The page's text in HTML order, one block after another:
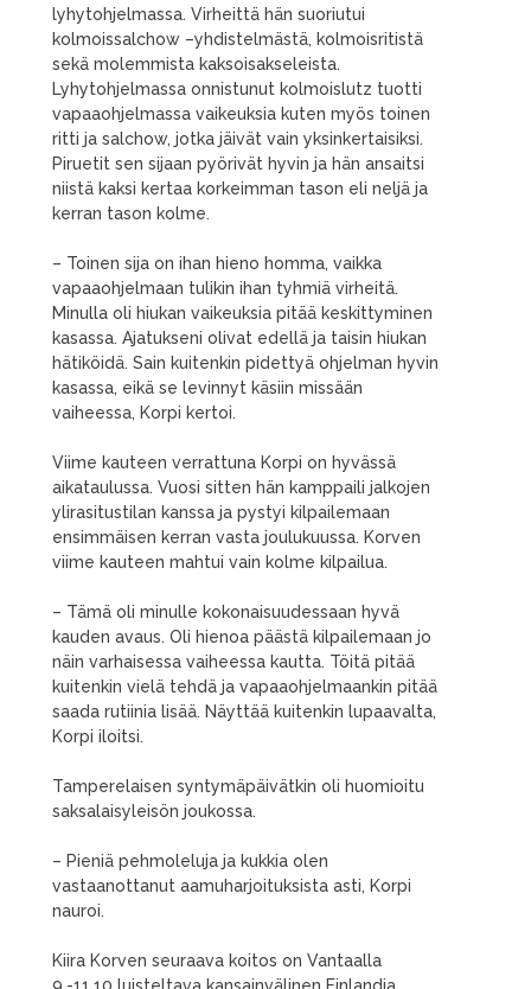
lyhytohjelmassa. Virheittä hän suoriutui
kolmoissalchow –yhdistelmästä, kolmoisritistä
sekä molemmista kaksoisakseleista.
Lyhytohjelmassa onnistunut kolmoislutz tuotti
vapaaohjelmassa vaikeuksia kuten myös toinen
ritti ja salchow, jotka jäivät vain yksinkertaisiksi.
Piruetit sen sijaan pyörivät hyvin ja hän ansaitsi
niistä kaksi kertaa korkeimman tason eli neljä ja
kerran tason kolme.
– Toinen sija on ihan hieno homma, vaikka
vapaaohjelmaan tulikin ihan tyhmiä virheitä.
Minulla oli hiukan vaikeuksia pitää keskittyminen
kasassa. Ajatukseni olivat edellä ja taisin hiukan
hätiköidä. Sain kuitenkin pidettyä ohjelman hyvin
kasassa, eikä se levinnyt käsiin missään
vaiheessa, Korpi kertoi.
Viime kauteen verrattuna Korpi on hyvässä
aikataulussa. Vuosi sitten hän kamppaili jalkojen
ylirasitustilan kanssa ja pystyi kilpailemaan
ensimmäisen kerran vasta joulukuussa. Korven
viime kauteen mahtui vain kolme kilpailua.
– Tämä oli minulle kokonaisuudessaan hyvä
kauden avaus. Oli hienoa päästä kilpailemaan jo
näin varhaisessa vaiheessa kautta. Töitä pitää
kuitenkin vielä tehdä ja vapaaohjelmaankin pitää
saada rutiinia lisää. Näyttää kuitenkin lupaavalta,
Korpi iloitsi.
Tamperelaisen syntymäpäivätkin oli huomioitu
saksalaisyleisön joukossa.
– Pieniä pehmoleluja ja kukkia olen
vastaanottanut aamuharjoituksista asti, Korpi
nauroi.
Kiira Korven seuraava koitos on Vantaalla